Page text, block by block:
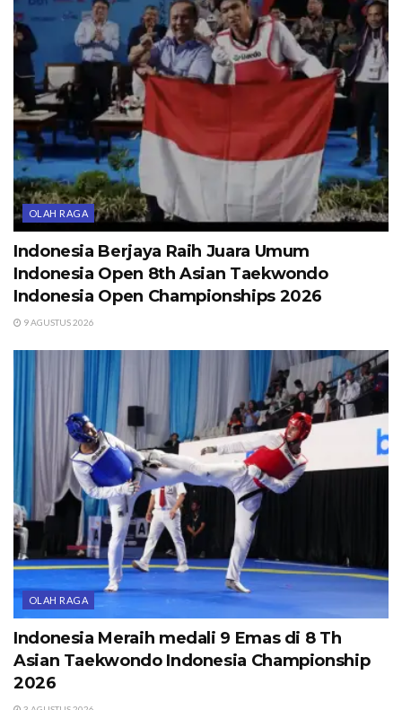
OLAH RAGA
Indonesia Berjaya Raih Juara Umum
Indonesia Open 8th Asian Taekwondo
Indonesia Open Championships 2026
9 AGUSTUS 2026
OLAH RAGA
Indonesia Meraih medali 9 Emas di 8 Th
Asian Taekwondo Indonesia Championship
2026